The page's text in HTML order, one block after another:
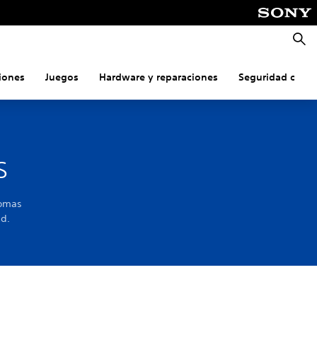
Juegos Hardware y reparaciones Seguridad